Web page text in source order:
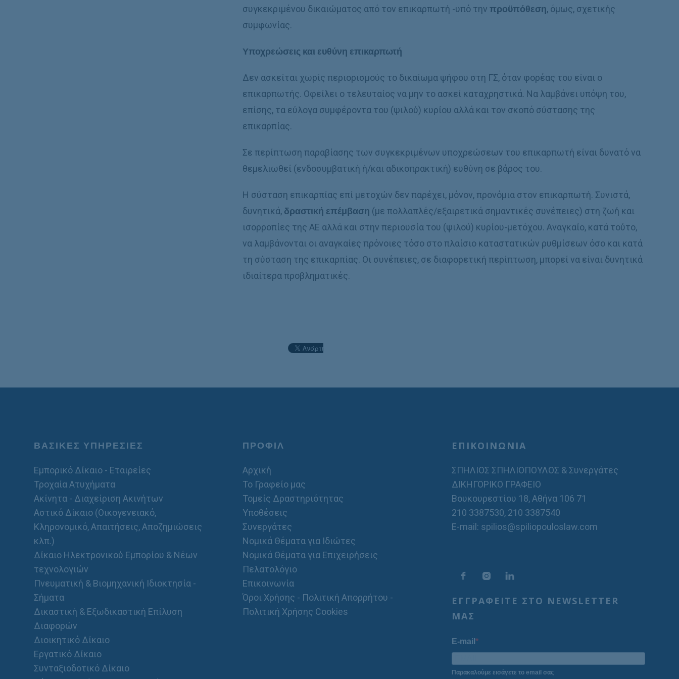
συγκεκριμένου δικαιώματος από τον επικαρπωτή -υπό τηνπροϋπόθεση, όμως, σχετικής
συμφωνίας.
Υποχρεώσεις και ευθύνη επικαρπωτή
Δεν ασκείται χωρίς περιορισμούς το δικαίωμα ψήφου στη ΓΣ, όταν φορέας του είναι ο
επικαρπωτής. Οφείλει ο τελευταίος να μην το ασκεί καταχρηστικά. Να λαμβάνει υπόψη του,
επίσης, τα εύλογα συμφέροντα του (ψιλού) κυρίου αλλά και τον σκοπό σύστασης της
επικαρπίας.
Σε περίπτωση παραβίασης των συγκεκριμένων υποχρεώσεων του επικαρπωτή είναι δυνατό να
θεμελιωθεί (ενδοσυμβατική ή/και αδικοπρακτική) ευθύνη σε βάρος του.
Η σύσταση επικαρπίας επί μετοχών δεν παρέχει, μόνον, προνόμια στον επικαρπωτή. Συνιστά,
δυνητικά, δραστική επέμβαση (με πολλαπλές/εξαιρετικά σημαντικές συνέπειες) στη ζωή και
ισορροπίες της ΑΕ αλλά και στην περιουσία του (ψιλού) κυρίου-μετόχου. Αναγκαίο, κατά τούτο,
να λαμβάνονται οι αναγκαίες πρόνοιες τόσο στο πλαίσιο καταστατικών ρυθμίσεων όσο και κατά
τη σύσταση της επικαρπίας. Οι συνέπειες, σε διαφορετική περίπτωση, μπορεί να είναι δυνητικά
ιδιαίτερα προβληματικές.
ΒΑΣΙΚΕΣ ΥΠΗΡΕΣΙΕΣ
Εμπορικό Δίκαιο - Εταιρείες
Τροχαία Ατυχήματα
Ακίνητα - Διαχείριση Ακινήτων
Αστικό Δίκαιο (Οικογενειακό,
Κληρονομικό, Απαιτήσεις, Αποζημιώσεις
κλπ.)
Δίκαιο Ηλεκτρονικού Εμπορίου & Νέων
τεχνολογιών
Πνευματική & Βιομηχανική Ιδιοκτησία -
Σήματα
Δικαστική & Εξωδικαστική Επίλυση
Διαφορών
Διοικητικό Δίκαιο
Εργατικό Δίκαιο
Συνταξιοδοτικό Δίκαιο
ΠΡΟΦΙΛ
Αρχική
Το Γραφείο μας
Τομείς Δραστηριότητας
Υποθέσεις
Συνεργάτες
Νομικά Θέματα για Ιδιώτες
Νομικά Θέματα για Επιχειρήσεις
Πελατολόγιο
Επικοινωνία
Όροι Χρήσης - Πολιτική Απορρήτου -
Πολιτική Χρήσης Cookies
ΕΠΙΚΟΙΝΩΝΙΑ
ΣΠΗΛΙΟΣ ΣΠΗΛΙΟΠΟΥΛΟΣ & Συνεργάτες
ΔΙΚΗΓΟΡΙΚΟ ΓΡΑΦΕΙΟ
Βουκουρεστίου 18, Αθήνα 106 71
210 3387530, 210 3387540
E-mail: spilios@spiliopouloslaw.com
ΕΓΓΡΑΦΕΙΤΕ ΣΤΟ NEWSLETTER
ΜΑΣ
E-mail
Παρακαλούμε εισάγετε το email σας